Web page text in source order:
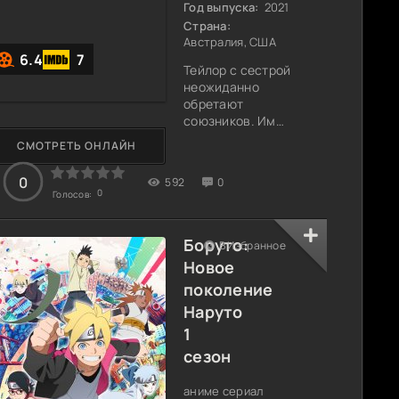
здания. Но
6.4 7
Год выпуска: 2021
Страна:
Австралия, США
Тейлор с сестрой
неожиданно
обретают
союзников. Им
необходимо
Сиднея на
магическом
Атласе-
разрушителе.
Разнообразные
суровые
испытания
предстоят
четверым
квартета возник
СМОТРЕТЬ ОНЛАЙН
0
Голосов: 0
592 0
Боруто:
Новое
поколение
Наруто
1
сезон
аниме сериал
В Избранное